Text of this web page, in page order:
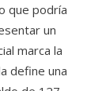
que podría
un
marca la
define una